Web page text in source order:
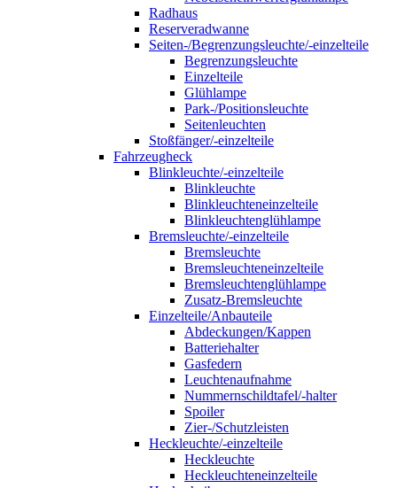
Radhaus
Reserveradwanne
Seiten-/Begrenzungsleuchte/-einzelteile
Begrenzungsleuchte
Einzelteile
Glühlampe
Park-/Positionsleuchte
Seitenleuchten
Stoßfänger/-einzelteile
Fahrzeugheck
Blinkleuchte/-einzelteile
Blinkleuchte
Blinkleuchteneinzelteile
Blinkleuchtenglühlampe
Bremsleuchte/-einzelteile
Bremsleuchte
Bremsleuchteneinzelteile
Bremsleuchtenglühlampe
Zusatz-Bremsleuchte
Einzelteile/Anbauteile
Abdeckungen/Kappen
Batteriehalter
Gasfedern
Leuchtenaufnahme
Nummernschildtafel/-halter
Spoiler
Zier-/Schutzleisten
Heckleuchte/-einzelteile
Heckleuchte
Heckleuchteneinzelteile